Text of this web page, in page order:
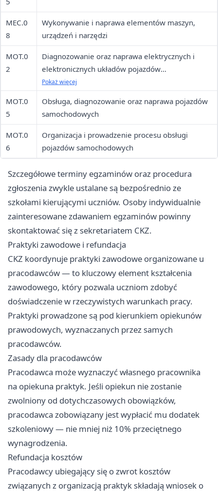
MEC.0
8
Wykonywanie i naprawa elementów maszyn,
urządzeń i narzędzi
MOT.0
2
Diagnozowanie oraz naprawa elektrycznych i
elektronicznych układów pojazdów
samochodowych
Pokaż więcej
MOT.0
5
Obsługa, diagnozowanie oraz naprawa pojazdów
samochodowych
MOT.0
6
Organizacja i prowadzenie procesu obsługi
pojazdów samochodowych
Szczegółowe terminy egzaminów oraz procedura
zgłoszenia zwykle ustalane są bezpośrednio ze
szkołami kierującymi uczniów. Osoby indywidualnie
zainteresowane zdawaniem egzaminów powinny
skontaktować się z sekretariatem CKZ.
Praktyki zawodowe i refundacja
CKZ koordynuje praktyki zawodowe organizowane u
pracodawców — to kluczowy element kształcenia
zawodowego, który pozwala uczniom zdobyć
doświadczenie w rzeczywistych warunkach pracy.
Praktyki prowadzone są pod kierunkiem opiekunów
prawodowych, wyznaczanych przez samych
pracodawców.
Zasady dla pracodawców
Pracodawca może wyznaczyć własnego pracownika
na opiekuna praktyk. Jeśli opiekun nie zostanie
zwolniony od dotychczasowych obowiązków,
pracodawca zobowiązany jest wypłacić mu dodatek
szkoleniowy — nie mniej niż 10% przeciętnego
wynagrodzenia.
Refundacja kosztów
Pracodawcy ubiegający się o zwrot kosztów
związanych z organizacją praktyk składają wniosek o